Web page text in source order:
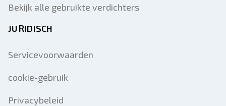
Bekijk alle gebruikte verdichters
JURIDISCH
Servicevoorwaarden
cookie-gebruik
Privacybeleid